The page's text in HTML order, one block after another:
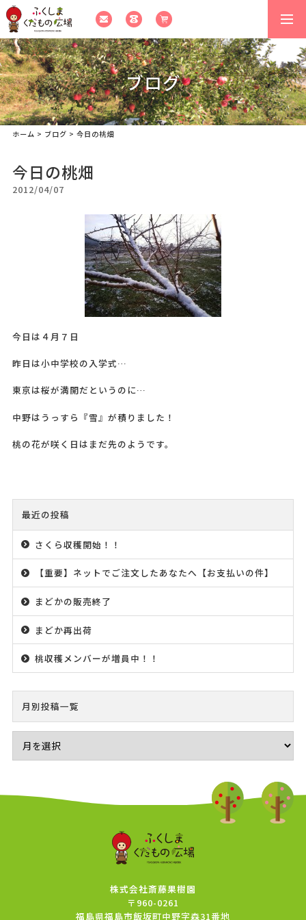
ブログ
ホーム > ブログ > 今日の桃畑
今日の桃畑
2012/04/07
今日は４月７日
昨日は小中学校の入学式…
東京は桜が満開だというのに…
中野はうっすら『雪』が積りました！
桃の花が咲く日はまだ先のようです。
最近の投稿
さくら収穫開始！！
【重要】ネットでご注文したあなたへ【お支払いの件】
まどかの販売終了
まどか再出荷
桃収穫メンバーが増員中！！
月別投稿一覧
株式会社斎藤果樹園
〒960-0261
福島県福島市飯坂町中野字森31番地